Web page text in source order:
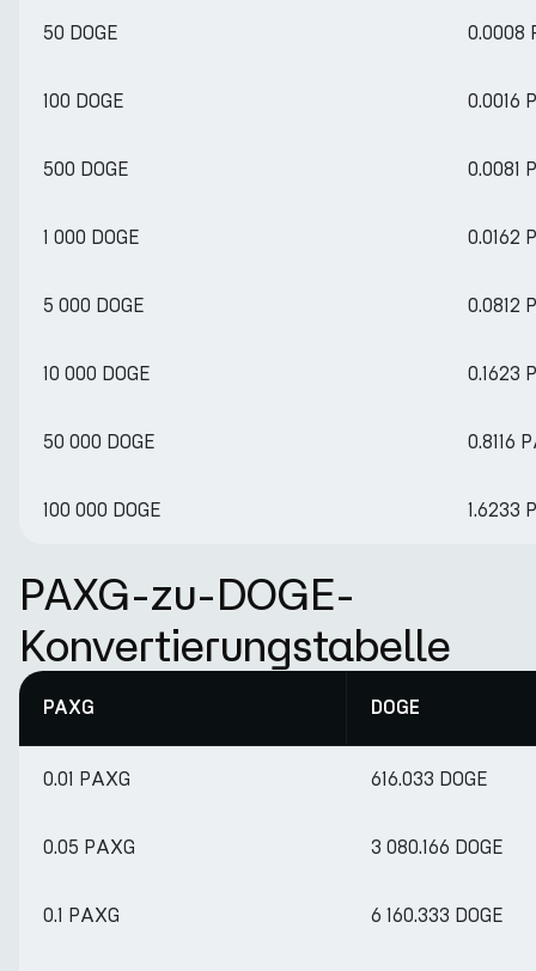
50 DOGE 0.0008
100 DOGE 0.0016
500 DOGE 0.0081
1 000 DOGE 0.0162
5 000 DOGE 0.0812
10 000 DOGE 0.1623
50 000 DOGE 0.8116
100 000 DOGE 1.6233
PAXG-zu-DOGE-
Konvertierungstabelle
PAXG DOGE
0.01 PAXG 616.033 DOGE
0.05 PAXG 3 080.166 DOGE
0.1 PAXG 6 160.333 DOGE